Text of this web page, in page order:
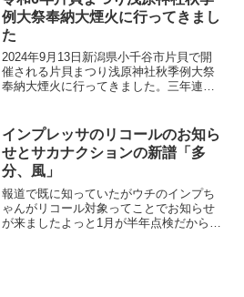
例大祭奉納大煙火に行ってきまし
た
2024年9月13日新潟県小千谷市片貝で開
催される片貝まつり浅原神社秋季例大祭
奉納大煙火に行ってきました。三年連続
過去の模様の紹介はできないのですけど
ね(^_^;)片...
インプレッサのリコールのお知ら
せとサカナクションの新譜「多
分、風」
報道で既に知っていたがウチのインプち
ゃんがリコール対象ってことでお知らせ
が来ましたよっと1月が半年点検だからそ